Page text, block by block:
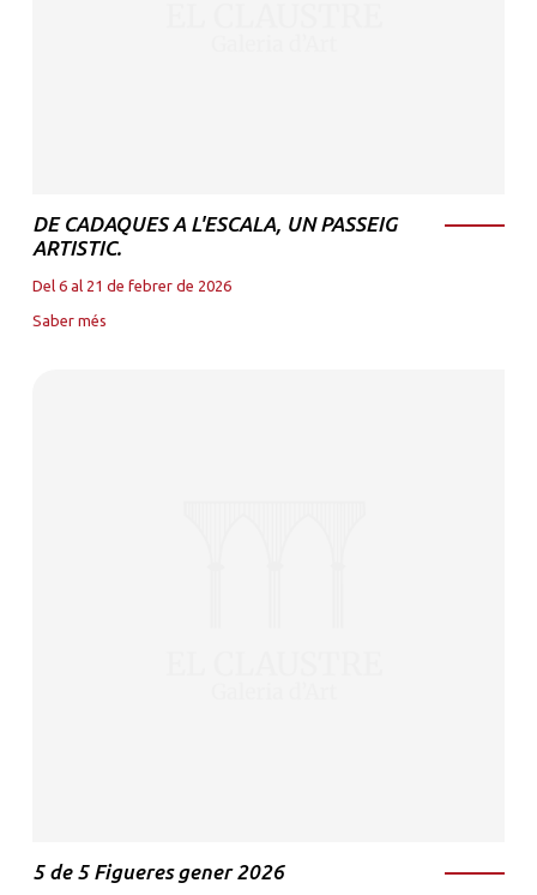
DE CADAQUES A L'ESCALA, UN PASSEIG
ARTISTIC.
Del 6 al 21 de febrer de 2026
Saber més
5 de 5 Figueres gener 2026